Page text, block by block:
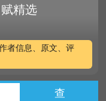
精选
者信息、原文、评
查